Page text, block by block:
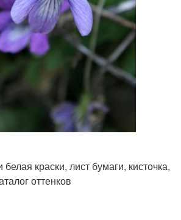
краски, лист бумаги, кисточка,
оттенков